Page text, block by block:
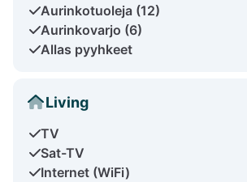
Aurinkotuoleja (12)
Aurinkovarjo (6)
Allas pyyhkeet
Living
TV
Sat-TV
Internet (WiFi)